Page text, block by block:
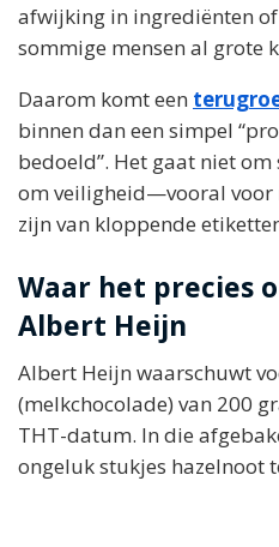
afwijking in ingrediënten
sommige mensen al grote
Daarom komt een
binnen dan een simpel
bedoeld”. Het gaat niet
om veiligheid—vooral voor
zijn van kloppende
Waar het precies
Albert Heijn
Albert Heijn waarschuwt
(melkchocolade) van 200
THT-datum. In die
ongeluk stukjes hazelnoot